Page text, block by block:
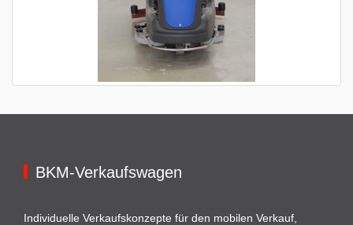
BKM-Verkaufswagen
Individuelle Verkaufskonzepte für den mobilen Verkauf,